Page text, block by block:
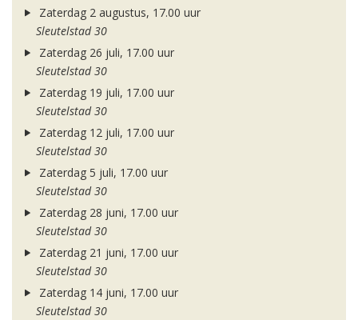
Zaterdag 2 augustus, 17.00 uur
Sleutelstad 30
Zaterdag 26 juli, 17.00 uur
Sleutelstad 30
Zaterdag 19 juli, 17.00 uur
Sleutelstad 30
Zaterdag 12 juli, 17.00 uur
Sleutelstad 30
Zaterdag 5 juli, 17.00 uur
Sleutelstad 30
Zaterdag 28 juni, 17.00 uur
Sleutelstad 30
Zaterdag 21 juni, 17.00 uur
Sleutelstad 30
Zaterdag 14 juni, 17.00 uur
Sleutelstad 30